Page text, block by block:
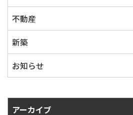
不動産
新築
お知らせ
アーカイブ